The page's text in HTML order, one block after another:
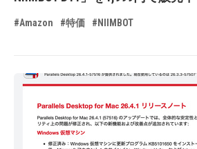
#Amazon #特価 #NIIMBOT